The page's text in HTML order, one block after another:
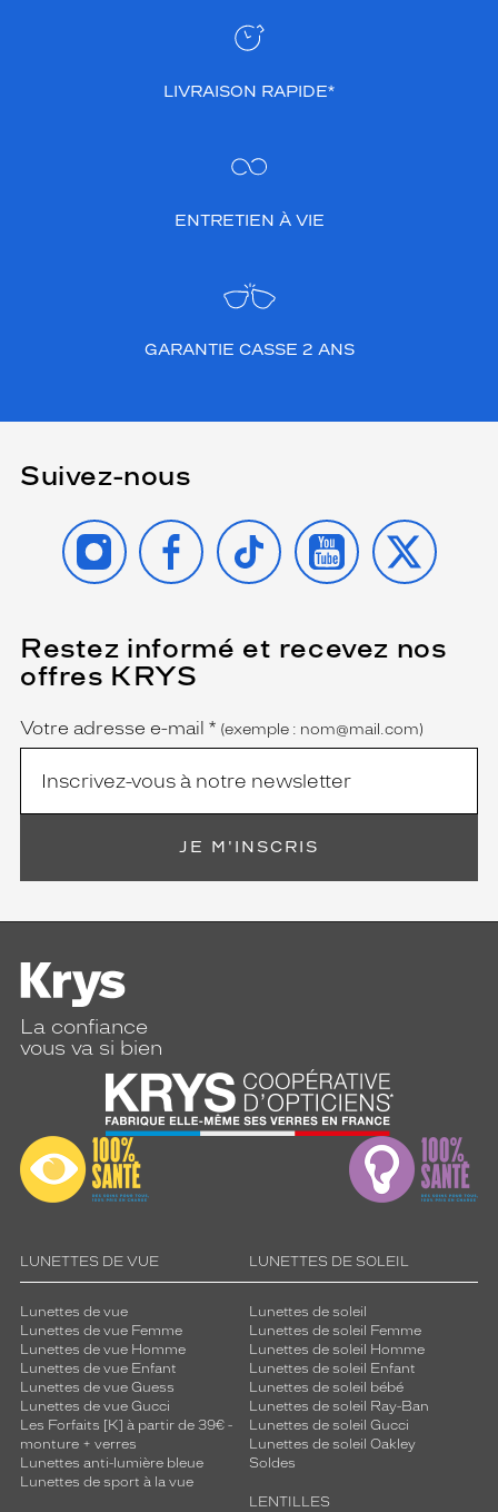
LIVRAISON RAPIDE*
ENTRETIEN À VIE
GARANTIE CASSE 2 ANS
Suivez-nous
INSTAGRAMFACEBOOK
TIKTOK YOUTUBE
X
Restez informé et recevez nos
offres KRYS
Name
Votre adresse e-mail *
(Ce
champ
est
(exemple : nom@mail.com)
JE M'INSCRIS
La confiance
vous va si bien
LUNETTES DE VUE
Lunettes de vue
Lunettes de vue Femme
Lunettes de vue Homme
Lunettes de vue Enfant
Lunettes de vue Guess
Lunettes de vue Gucci
Les Forfaits [K] à partir de 39€ -
monture + verres
Lunettes anti-lumière bleue
Lunettes de sport à la vue
LUNETTES DE SOLEIL
Lunettes de soleil
Lunettes de soleil Femme
Lunettes de soleil Homme
Lunettes de soleil Enfant
Lunettes de soleil bébé
Lunettes de soleil Ray-Ban
Lunettes de soleil Gucci
Lunettes de soleil Oakley
Soldes
LENTILLES